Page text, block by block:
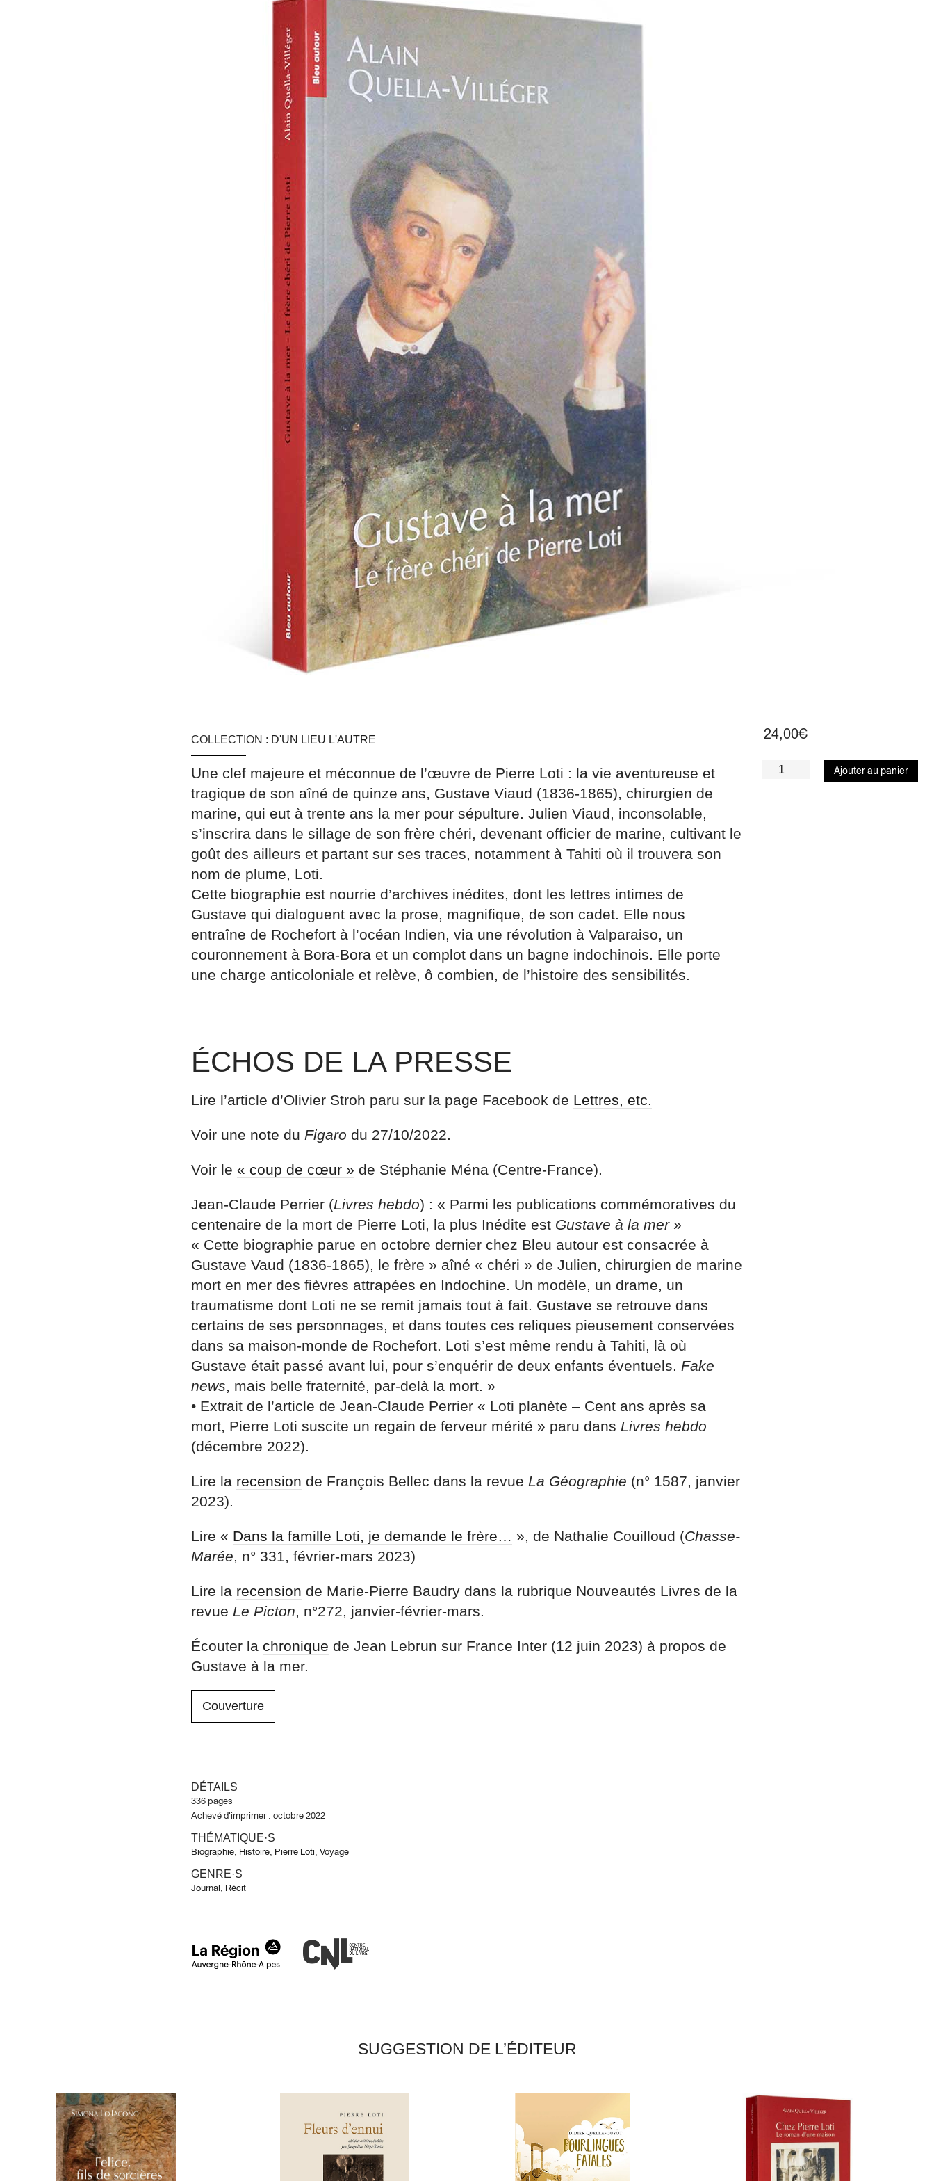
COLLECTION : D'UN LIEU L'AUTRE
Une clef majeure et méconnue de l’œuvre de Pierre Loti : la vie aventureuse et
tragique de son aîné de quinze ans, Gustave Viaud (1836-1865), chirurgien de
marine, qui eut à trente ans la mer pour sépulture. Julien Viaud, inconsolable,
s’inscrira dans le sillage de son frère chéri, devenant officier de marine, cultivant le
goût des ailleurs et partant sur ses traces, notamment à Tahiti où il trouvera son
nom de plume, Loti.
Cette biographie est nourrie d’archives inédites, dont les lettres intimes de
Gustave qui dialoguent avec la prose, magnifique, de son cadet. Elle nous
entraîne de Rochefort à l’océan Indien, via une révolution à Valparaiso, un
couronnement à Bora-Bora et un complot dans un bagne indochinois. Elle porte
une charge anticoloniale et relève, ô combien, de l’histoire des sensibilités.
ÉCHOS DE LA PRESSE
Lire l’article d’Olivier Stroh paru sur la page Facebook de Lettres, etc.
Voir une note du Figaro du 27/10/2022.
Voir le « coup de cœur » de Stéphanie Ména (Centre-France).
Jean-Claude Perrier (Livres hebdo) : « Parmi les publications commémoratives du
centenaire de la mort de Pierre Loti, la plus Inédite est Gustave à la mer»
« Cette biographie parue en octobre dernier chez Bleu autour est consacrée à
Gustave Vaud (1836-1865), le frère » aîné « chéri » de Julien, chirurgien de marine
mort en mer des fièvres attrapées en Indochine. Un modèle, un drame, un
traumatisme dont Loti ne se remit jamais tout à fait. Gustave se retrouve dans
certains de ses personnages, et dans toutes ces reliques pieusement conservées
dans sa maison-monde de Rochefort. Loti s’est même rendu à Tahiti, là où
Gustave était passé avant lui, pour s’enquérir de deux enfants éventuels. Fake
news, mais belle fraternité, par-delà la mort. »
• Extrait de l’article de Jean-Claude Perrier « Loti planète – Cent ans après sa
mort, Pierre Loti suscite un regain de ferveur mérité » paru dans Livres hebdo
(décembre 2022).
Lire la recension de François Bellec dans la revue La Géographie (n° 1587, janvier
2023).
Lire « Dans la famille Loti, je demande le frère… », de Nathalie Couilloud (Chasse-
Marée, n° 331, février-mars 2023)
Lire la recension de Marie-Pierre Baudry dans la rubrique Nouveautés Livres de la
revue Le Picton, n°272, janvier-février-mars.
Écouter la chronique de Jean Lebrun sur France Inter (12 juin 2023) à propos de
Gustave à la mer.
Couverture
DÉTAILS
336 pages
Achevé d'imprimer : octobre 2022
THÉMATIQUE·S
Biographie, Histoire, Pierre Loti, Voyage
GENRE·S
Journal, Récit
24,00€
Ajouter au panier
SUGGESTION DE L’ÉDITEUR